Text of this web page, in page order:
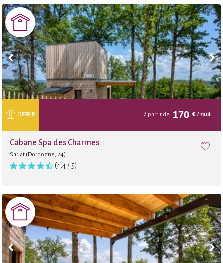
OFFRIR à partir de 170 € / nuit
Cabane Spa des Charmes
Sarlat (Dordogne, 24)
(4,4 / 5)